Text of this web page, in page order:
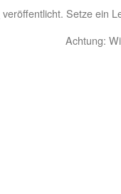
veröffentlicht. Setze ein
Achtung: